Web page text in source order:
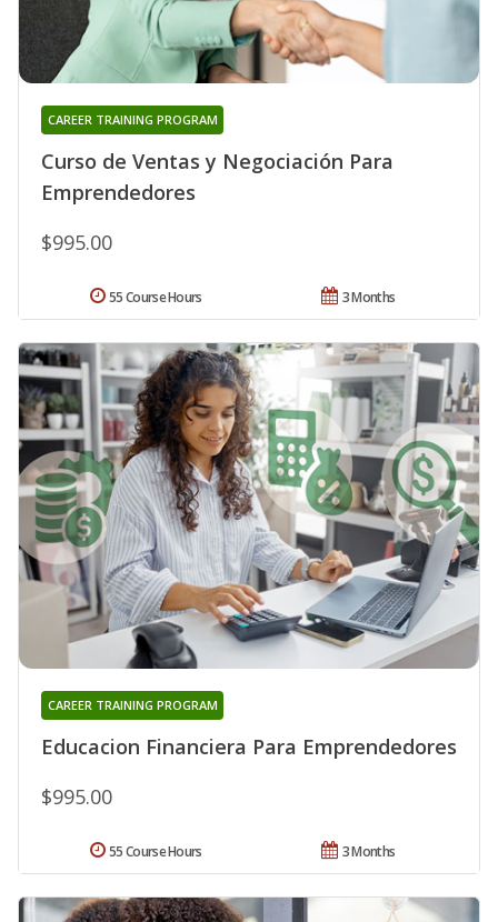
Curso de Ventas y Negociación Para
Emprendedores
CAREER TRAINING PROGRAM
$995.00
3 Months
55 Course Hours
Educacion Financiera Para Emprendedores
CAREER TRAINING PROGRAM
$995.00
3 Months
55 Course Hours